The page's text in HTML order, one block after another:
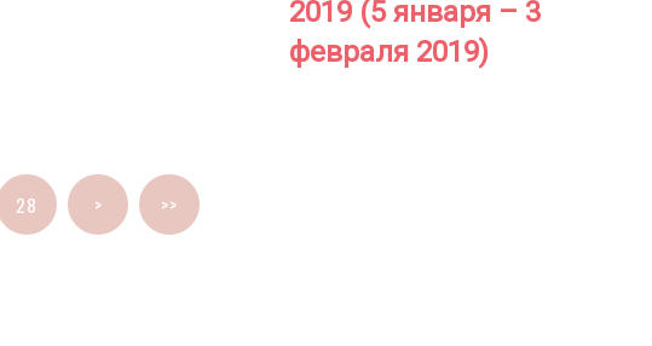
2019 (5 января – 3
февраля 2019)
28 > >>